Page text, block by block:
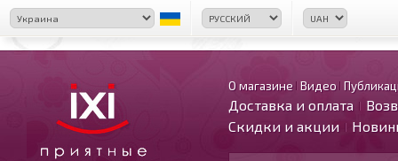
О магазине Видео
Доставка и оплата
Скидки и акции